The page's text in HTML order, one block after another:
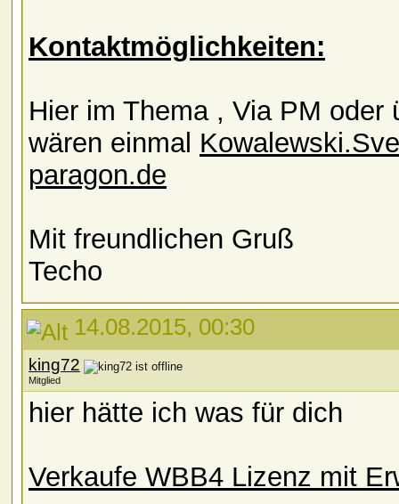
Kontaktmöglichkeiten:
Hier im Thema , Via PM oder
wären einmal
paragon.de
Mit freundlichen Gruß
Techo
14.08.2015, 00:30
king72
Mitglied
hier hätte ich was für dich
Verkaufe WBB4 Lizenz mit